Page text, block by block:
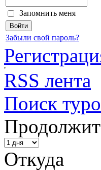
Запомнить меня
Забыли свой пароль?
RSS лента
Поиск
Откуда